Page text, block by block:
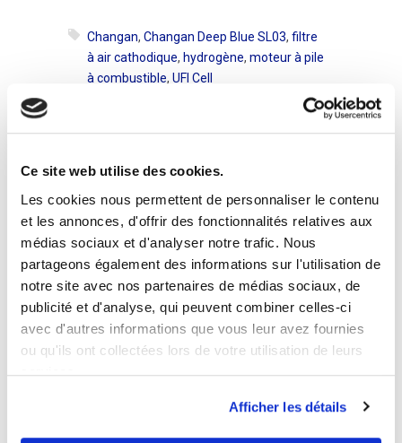
Ce site web utilise des cookies.
Les cookies nous permettent de personnaliser le contenu
et les annonces, d'offrir des fonctionnalités relatives aux
médias sociaux et d'analyser notre trafic. Nous
partageons également des informations sur l'utilisation de
notre site avec nos partenaires de médias sociaux, de
publicité et d'analyse, qui peuvent combiner celles-ci
avec d'autres informations que vous leur avez fournies
ou qu'ils ont collectées lors de votre utilisation de leurs
services.
Afficher les détails
Changan, Changan Deep Blue SL03, filtre
à air cathodique, hydrogène, moteur à pile
à combustible, UFI Cell
Autres
Nouvelles